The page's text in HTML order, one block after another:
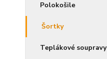
Polokošile
Šortky
Teplákové soupravy